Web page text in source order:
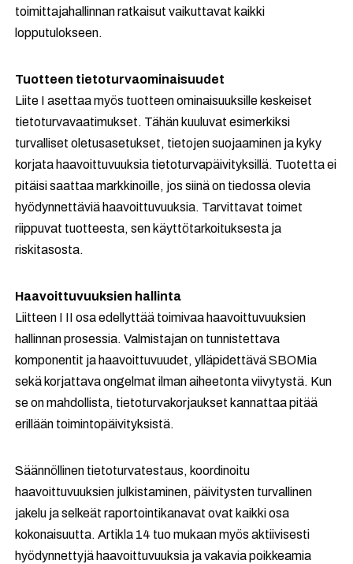
toimittajahallinnan ratkaisut vaikuttavat kaikki
lopputulokseen.
Tuotteen tietoturvaominaisuudet
Liite I asettaa myös tuotteen ominaisuuksille keskeiset
tietoturvavaatimukset. Tähän kuuluvat esimerkiksi
turvalliset oletusasetukset, tietojen suojaaminen ja kyky
korjata haavoittuvuuksia tietoturvapäivityksillä. Tuotetta ei
pitäisi saattaa markkinoille, jos siinä on tiedossa olevia
hyödynnettäviä haavoittuvuuksia. Tarvittavat toimet
riippuvat tuotteesta, sen käyttötarkoituksesta ja
riskitasosta.
Haavoittuvuuksien hallinta
Liitteen I II osa edellyttää toimivaa haavoittuvuuksien
hallinnan prosessia. Valmistajan on tunnistettava
komponentit ja haavoittuvuudet, ylläpidettävä SBOMia
sekä korjattava ongelmat ilman aiheetonta viivytystä. Kun
se on mahdollista, tietoturvakorjaukset kannattaa pitää
erillään toimintopäivityksistä.
Säännöllinen tietoturvatestaus, koordinoitu
haavoittuvuuksien julkistaminen, päivitysten turvallinen
jakelu ja selkeät raportointikanavat ovat kaikki osa
kokonaisuutta. Artikla 14 tuo mukaan myös aktiivisesti
hyödynnettyjä haavoittuvuuksia ja vakavia poikkeamia